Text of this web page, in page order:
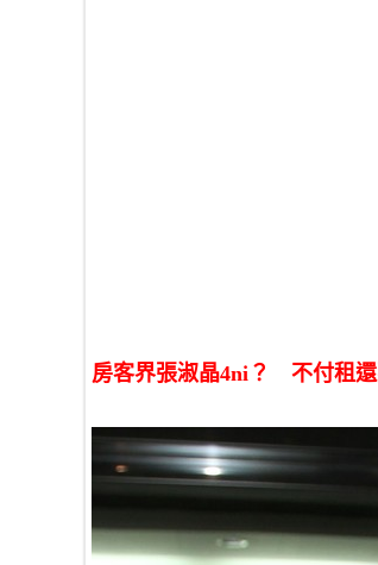
房客界張淑晶4ni？ 不付租還